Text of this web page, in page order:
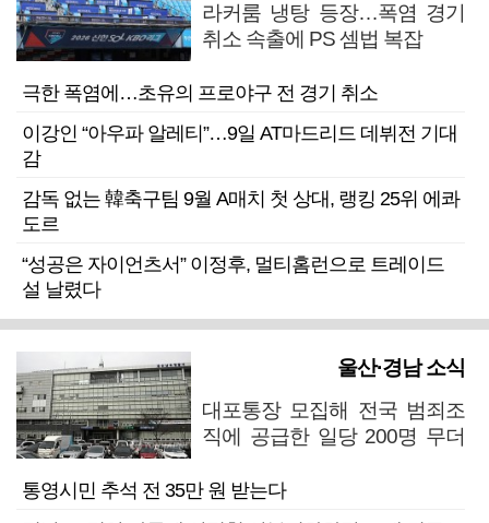
라커룸 냉탕 등장…폭염 경기
취소 속출에 PS 셈법 복잡
극한 폭염에…초유의 프로야구 전 경기 취소
이강인 “아우파 알레티”…9일 AT마드리드 데뷔전 기대
감
감독 없는 韓축구팀 9월 A매치 첫 상대, 랭킹 25위 에콰
도르
“성공은 자이언츠서” 이정후, 멀티홈런으로 트레이드
설 날렸다
울산·경남 소식
대포통장 모집해 전국 범죄조
직에 공급한 일당 200명 무더
통영시민 추석 전 35만 원 받는다